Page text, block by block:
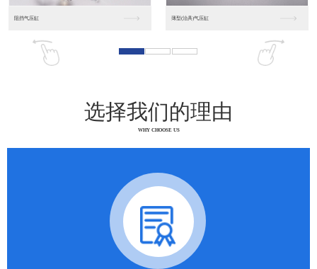
松下人机界面DP10... 数字光钎传感器FX-...
选择我们的理由
WHY CHOOSE US